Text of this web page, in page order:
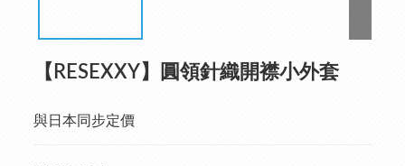
【RESEXXY】圓領針織開襟小外套
與日本同步定價